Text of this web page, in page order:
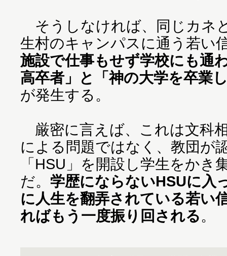
そうしなければ、同じカネ
生村のキャンパスに通う若い
施設で仕事もせず学校にも通
高卒者」と「神の大学を卒業
が発生する。
厳密に言えば、これは文科
による問題ではなく、教団が
「HSU」を開設し学生をかき
だ。 学歴にならないHSUに入
に人生を翻弄されている若い
ればもう一度振り回される。